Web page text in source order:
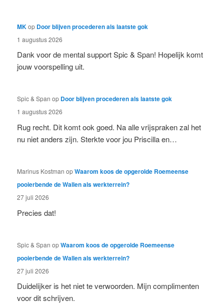
MKop Door blijven procederen als laatste gok
1 augustus 2026
Dank voor de mental support Spic & Span! Hopelijk komt
jouw voorspelling uit.
Spic & Span op Door blijven procederen als laatste gok
1 augustus 2026
Rug recht. Dit komt ook goed. Na alle vrijspraken zal het
nu niet anders zijn. Sterkte voor jou Priscilla en…
Marinus Kostman opWaarom koos de opgerolde Roemeense
pooierbende de Wallen als werkterrein?
27 juli 2026
Precies dat!
Spic & Span opWaarom koos de opgerolde Roemeense
pooierbende de Wallen als werkterrein?
27 juli 2026
Duidelijker is het niet te verwoorden. Mijn complimenten
voor dit schrijven.